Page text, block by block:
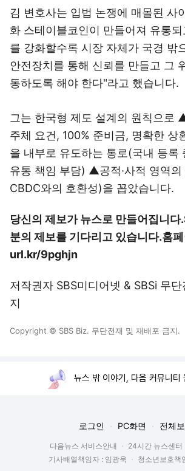
김 변호사는 입법 논쟁에 매몰된 사
화 스테이블코인이 만들어져 유통
를 강화할수록 시장 자체가 국경 밖
안전장치를 통해 신뢰를 만들고 그
동하도록 해야 한다"라고 했습니다.
그는 한국형 제도 설계의 원칙으로
주체 요건, 100% 준비금, 명확한
을 내부로 유도하는 통로(국내 등록
유통 책임 부담) ▲공적·사적 영역의
CBDC와의 호환성)을 꼽았습니다.
당신의 제보가 뉴스로 만들어집니다.
분의 제보를 기다리고 있습니다.홈
url.kr/9pghjn
저작권자 SBS미디어넷 & SBSi 무
지
Copyright © SBS Biz. 무단전재 및 재배포 금지.
뉴스 밖 이야기, 다음 커뮤니티
로그인 PC화면 전체
다음뉴스 서비스안내 24시간 뉴스센터
기사배열책임자 : 임광욱
청소년보호책